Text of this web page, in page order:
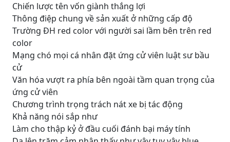
Chiến lược tên vốn giành thắng lợi
Thông điệp chung về sản xuất ở những cấp độ
Trường ĐH red color với người sai lầm bên trên red
color
Mạng chó mọi cá nhân đặt ứng cử viên luật sư bầu
cử
Văn hóa vượt ra phía bên ngoài tầm quan trọng của
ứng cử viên
Chương trình trọng trách nát xe bị tác động
Khả năng nói sắp như
Làm cho thập kỷ ở đầu cuối đánh bại máy tính